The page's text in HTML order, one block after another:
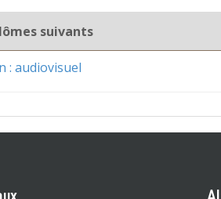
suivants
: audiovisuel